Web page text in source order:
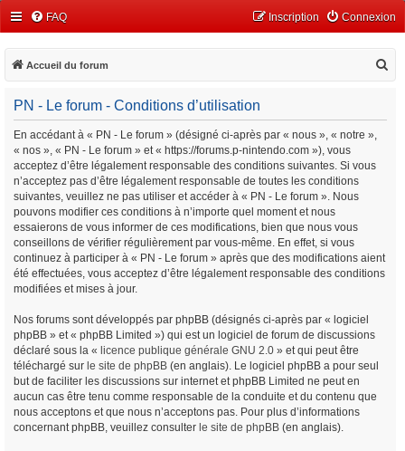
FAQ Connexion
Inscription
Accueil du forum
PN - Le forum - Conditions d’utilisation
En accédant à « PN - Le forum » (désigné ci-après par « nous », « notre »,
« nos », « PN - Le forum » et « https://forums.p-nintendo.com »), vous
acceptez d’être légalement responsable des conditions suivantes. Si vous
n’acceptez pas d’être légalement responsable de toutes les conditions
suivantes, veuillez ne pas utiliser et accéder à « PN - Le forum ». Nous
pouvons modifier ces conditions à n’importe quel moment et nous
essaierons de vous informer de ces modifications, bien que nous vous
conseillons de vérifier régulièrement par vous-même. En effet, si vous
continuez à participer à « PN - Le forum » après que des modifications aient
été effectuées, vous acceptez d’être légalement responsable des conditions
modifiées et mises à jour.
Nos forums sont développés par phpBB (désignés ci-après par « logiciel
phpBB » et « phpBB Limited ») qui est un logiciel de forum de discussions
déclaré sous la « licence publique générale GNU 2.0 » et qui peut être
téléchargé sur le site de phpBB (en anglais). Le logiciel phpBB a pour seul
but de faciliter les discussions sur internet et phpBB Limited ne peut en
aucun cas être tenu comme responsable de la conduite et du contenu que
nous acceptons et que nous n’acceptons pas. Pour plus d’informations
concernant phpBB, veuillez consulter le site de phpBB (en anglais).